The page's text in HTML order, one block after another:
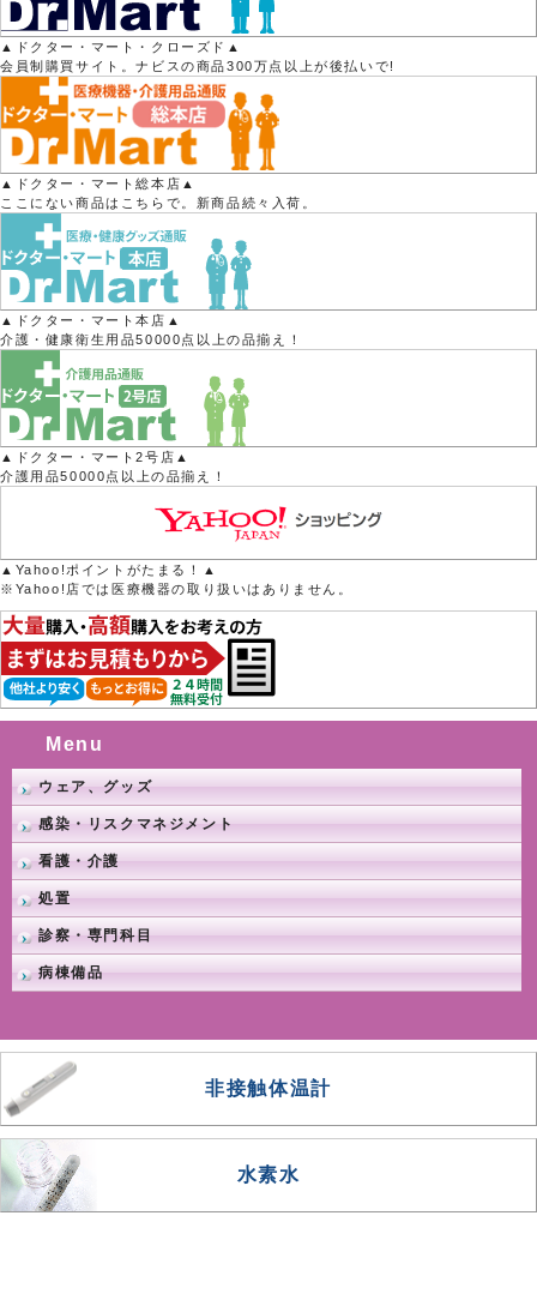
▲ドクター・マート・クローズド▲
会員制購買サイト。ナビスの商品300万点以上が後払いで!
▲ドクター・マート総本店▲
ここにない商品はこちらで。新商品続々入荷。
▲ドクター・マート本店▲
介護・健康衛生用品50000点以上の品揃え！
▲ドクター・マート2号店▲
介護用品50000点以上の品揃え！
▲Yahoo!ポイントがたまる！▲
※Yahoo!店では医療機器の取り扱いはありません。
Menu
ウェア、グッズ
感染・リスクマネジメント
看護・介護
処置
診察・専門科目
病棟備品
非接触体温計
水素水